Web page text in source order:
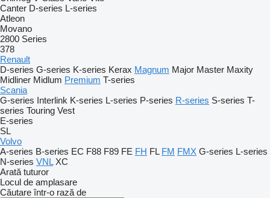
Canter D-series L-series
Atleon
Movano
2800 Series
378
Renault
D-series G-series K-series Kerax Magnum Major Master Maxity
Midliner Midlum Premium T-series
Scania
G-series Interlink K-series L-series P-series R-series S-series T-
series Touring Vest
E-series
SL
Volvo
A-series B-series EC F88 F89 FE FH FL FM FMX G-series L-series
N-series VNL XC
Arată tuturor
Locul de amplasare
Căutare într-o rază de